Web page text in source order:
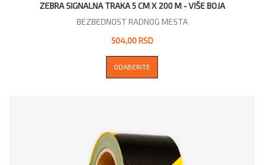
ZEBRA SIGNALNA TRAKA 5 CM X 200 M - VIŠE BOJA
BEZBEDNOST RADNOG MESTA
504,00 RSD
ODABERITE